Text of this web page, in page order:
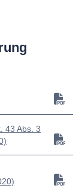
43 Abs. 3